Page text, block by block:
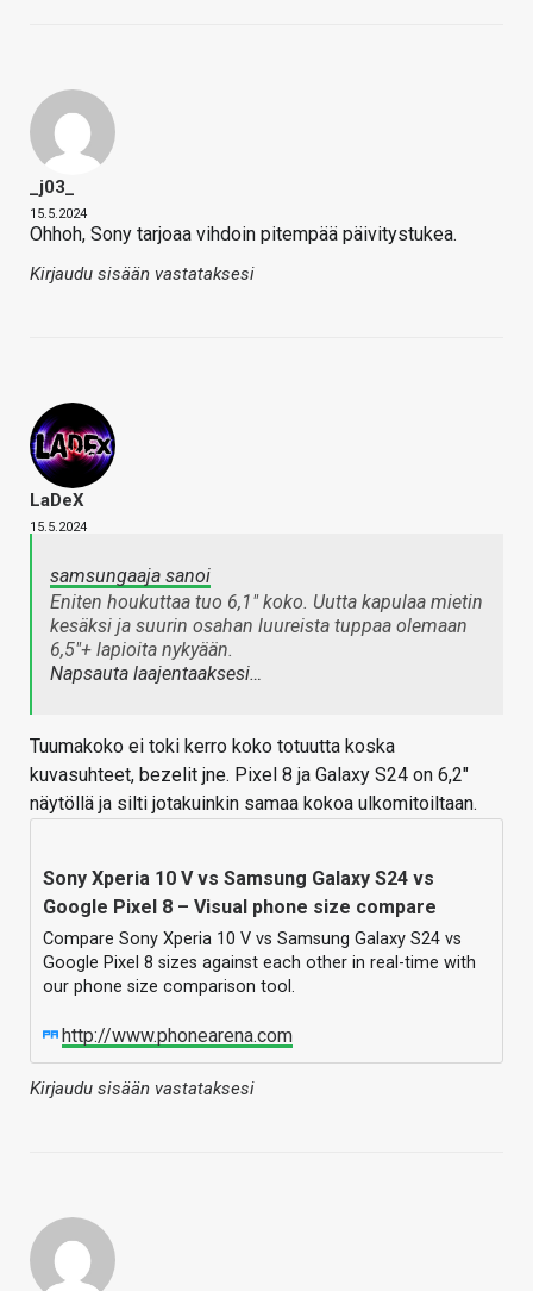
_j03_
15.5.2024
Ohhoh, Sony tarjoaa vihdoin pitempää päivitystukea.
Kirjaudu sisään vastataksesi
LaDeX
15.5.2024
samsungaaja sanoi
Eniten houkuttaa tuo 6,1" koko. Uutta kapulaa mietin
kesäksi ja suurin osahan luureista tuppaa olemaan
6,5"+ lapioita nykyään.
Napsauta laajentaaksesi…
Tuumakoko ei toki kerro koko totuutta koska
kuvasuhteet, bezelit jne. Pixel 8 ja Galaxy S24 on 6,2"
näytöllä ja silti jotakuinkin samaa kokoa ulkomitoiltaan.
Sony Xperia 10 V vs Samsung Galaxy S24 vs
Google Pixel 8 – Visual phone size compare
Compare Sony Xperia 10 V vs Samsung Galaxy S24 vs
Google Pixel 8 sizes against each other in real-time with
our phone size comparison tool.
http://www.phonearena.com
Kirjaudu sisään vastataksesi